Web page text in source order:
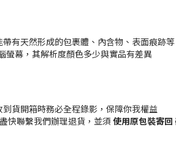
有天然形成的包裹體、內含物、表面痕跡
螢幕，其解析度顏色多少與實品有差異
貨開箱時務必全程錄影，保障你我權益
快聯繫我們辦理退貨，並須 使用原包裝寄回